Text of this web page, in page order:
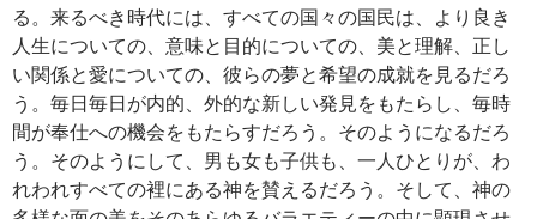
る。来るべき時代には、すべての国々の国民は、より良き
人生についての、意味と目的についての、美と理解、正し
い関係と愛についての、彼らの夢と希望の成就を見るだろ
う。毎日毎日が内的、外的な新しい発見をもたらし、毎時
間が奉仕への機会をもたらすだろう。そのようになるだろ
う。そのようにして、男も女も子供も、一人ひとりが、わ
れわれすべての裡にある神を賛えるだろう。そして、神の